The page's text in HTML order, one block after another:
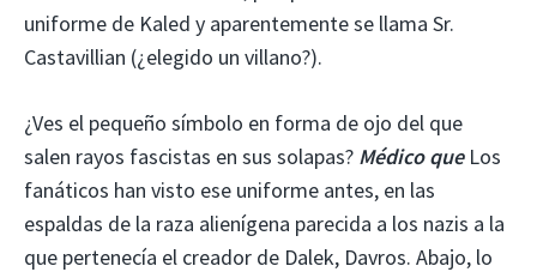
uniforme de Kaled y aparentemente se llama Sr.
Castavillian (¿elegido un villano?).
¿Ves el pequeño símbolo en forma de ojo del que
salen rayos fascistas en sus solapas? Médico queLos
fanáticos han visto ese uniforme antes, en las
espaldas de la raza alienígena parecida a los nazis a la
que pertenecía el creador de Dalek, Davros. Abajo, lo